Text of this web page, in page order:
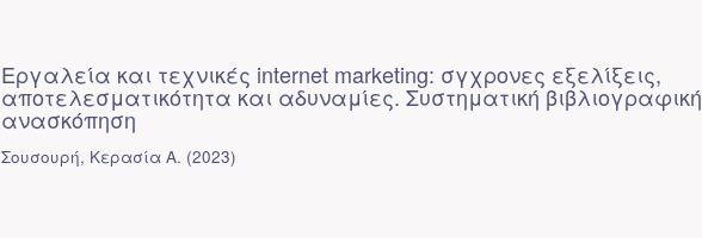
Εργαλεία και τεχνικές internet marketing: σγχρονες εξελίξεις,
αποτελεσματικότητα και αδυναμίες. Συστηματική βιβλιογραφική
ανασκόπηση
Σουσουρή, Κερασία Α. (2023)